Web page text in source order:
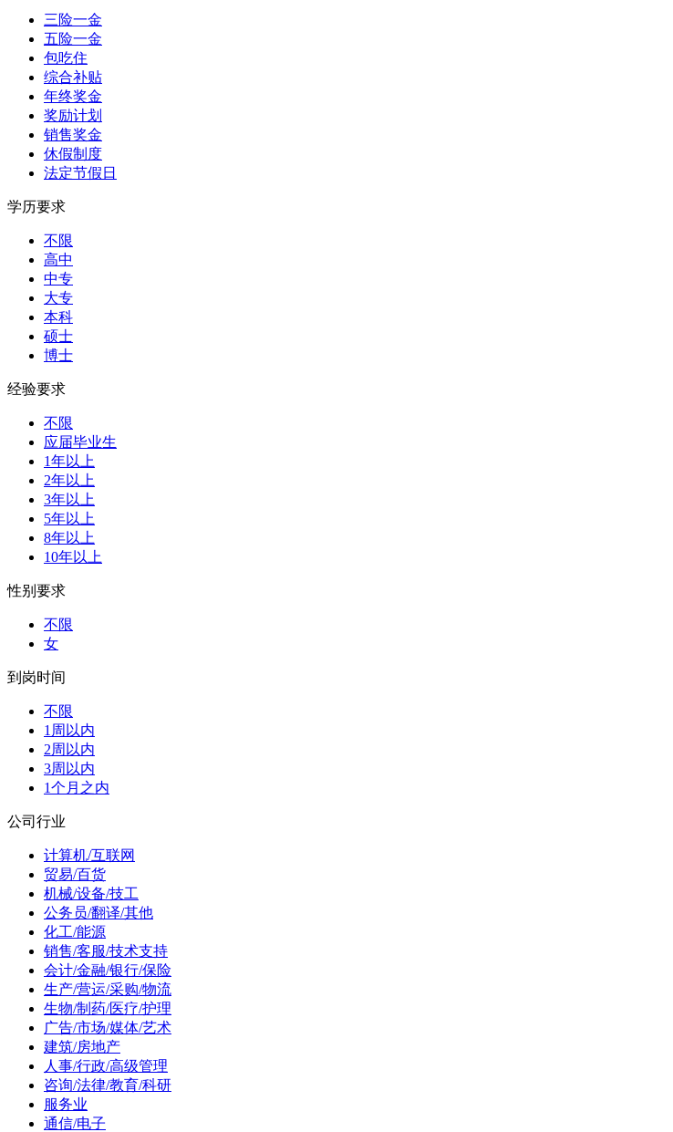
三险一金
五险一金
包吃住
综合补贴
年终奖金
奖励计划
销售奖金
休假制度
法定节假日
学历要求
不限
高中
中专
大专
本科
硕士
博士
经验要求
不限
应届毕业生
1年以上
2年以上
3年以上
5年以上
8年以上
10年以上
性别要求
不限
女
到岗时间
不限
1周以内
2周以内
3周以内
1个月之内
公司行业
计算机/互联网
贸易/百货
机械/设备/技工
公务员/翻译/其他
化工/能源
销售/客服/技术支持
会计/金融/银行/保险
生产/营运/采购/物流
生物/制药/医疗/护理
广告/市场/媒体/艺术
建筑/房地产
人事/行政/高级管理
咨询/法律/教育/科研
服务业
通信/电子